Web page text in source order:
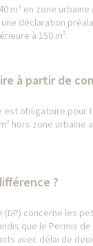
m² en zone urbaine
déclaration
à 150 m².
à partir de
est obligatoire pour
hors zone urbaine
?
(DP) concerne les
que le Permis de
avec délai de